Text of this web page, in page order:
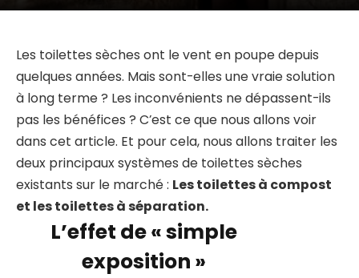
Les toilettes sèches ont le vent en poupe depuis
quelques années. Mais sont-elles une vraie solution
à long terme ? Les inconvénients ne dépassent-ils
pas les bénéfices ? C’est ce que nous allons voir
dans cet article. Et pour cela, nous allons traiter les
deux principaux systèmes de toilettes sèches
existants sur le marché : Les toilettes à compost
et les toilettes à séparation.
L’effet de « simple
exposition »